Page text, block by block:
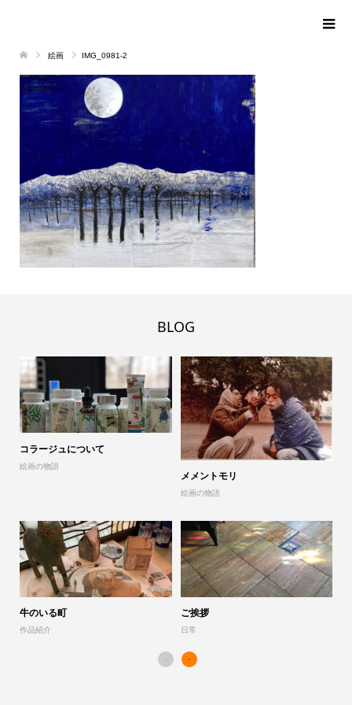
絵画 IMG_0981-2
BLOG
コラージュについて
絵画の物語
メメントモリ
絵画の物語
牛のいる町
作品紹介
ご挨拶
日常